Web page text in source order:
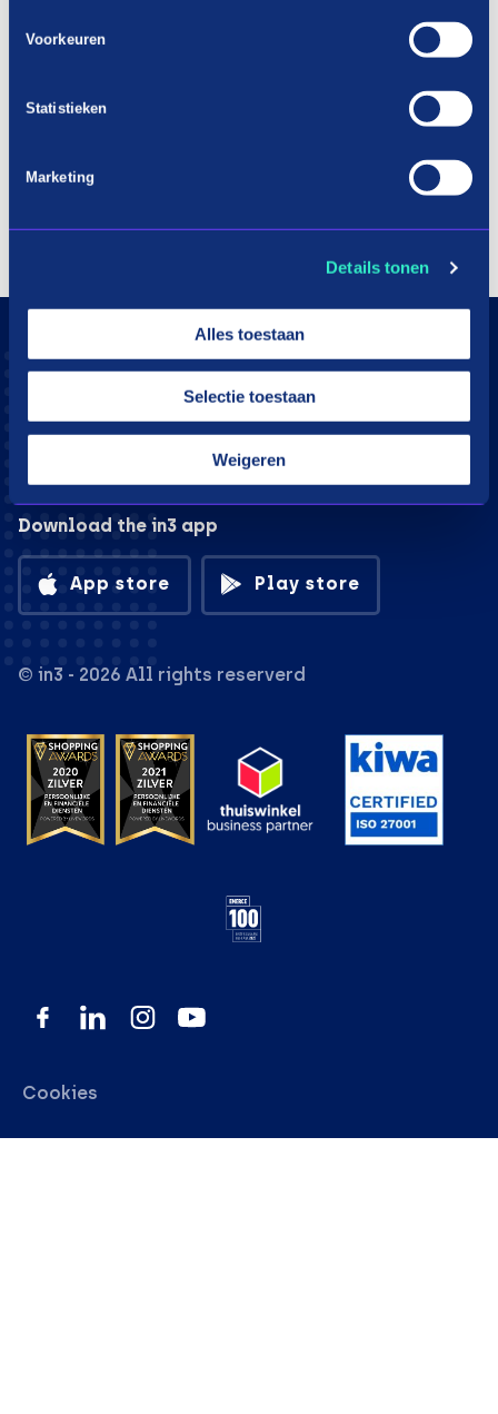
Voorkeuren
Statistieken
Marketing
Details tonen
Alles toestaan
Selectie toestaan
Weigeren
Download the in3 app
App store Play store
© in3 - 2026 All rights reserverd
Cookies